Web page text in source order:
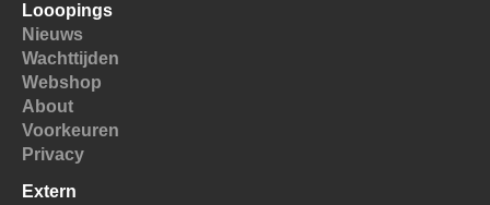
Looopings
Nieuws
Wachttijden
Webshop
About
Voorkeuren
Privacy
Extern